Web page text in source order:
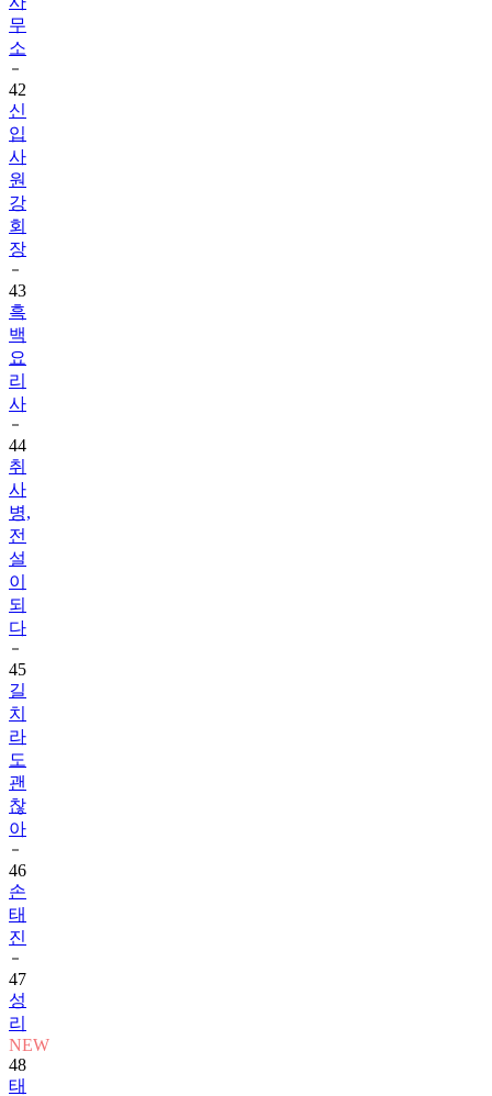
무
소
42
신
입
사
원
강
회
장
43
흑
백
요
리
사
44
취
사
병,
전
설
이
되
다
45
길
치
라
도
괜
찮
아
46
손
태
진
47
성
리
NEW
48
태